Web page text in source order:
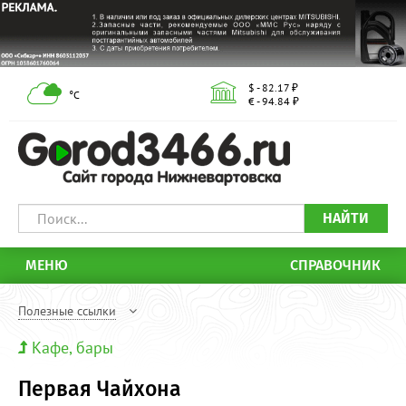
°С
$ - 82.17 ₽
€ - 94.84 ₽
НАЙТИ
МЕНЮ СПРАВОЧНИК
Полезные ссылки
Кафе, бары
Первая Чайхона